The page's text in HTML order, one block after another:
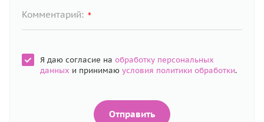
Комментарий: *
Я даю согласие на обработку персональных
данных и принимаю условия политики обработки.
Отправить